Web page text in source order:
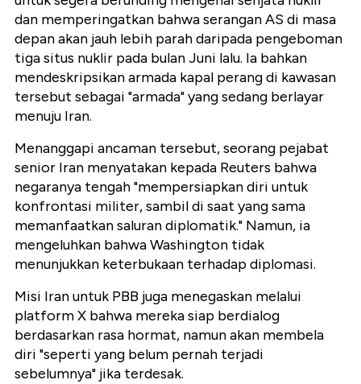
dan memperingatkan bahwa serangan AS di masa
depan akan jauh lebih parah daripada pengeboman
tiga situs nuklir pada bulan Juni lalu. Ia bahkan
mendeskripsikan armada kapal perang di kawasan
tersebut sebagai "armada" yang sedang berlayar
menuju Iran.
Menanggapi ancaman tersebut, seorang pejabat
senior Iran menyatakan kepada Reuters bahwa
negaranya tengah "mempersiapkan diri untuk
konfrontasi militer, sambil di saat yang sama
memanfaatkan saluran diplomatik." Namun, ia
mengeluhkan bahwa Washington tidak
menunjukkan keterbukaan terhadap diplomasi.
Misi Iran untuk PBB juga menegaskan melalui
platform X bahwa mereka siap berdialog
berdasarkan rasa hormat, namun akan membela
diri "seperti yang belum pernah terjadi
sebelumnya" jika terdesak.